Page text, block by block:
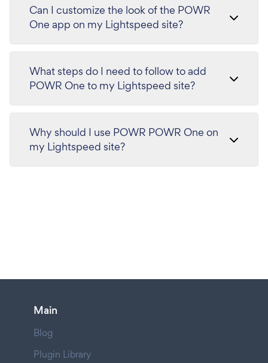
Can I customize the look of the POWR
One app on my Lightspeed site?
What steps do I need to follow to add
POWR One to my Lightspeed site?
Why should I use POWR POWR One on
my Lightspeed site?
Main
Blog
Plugin Library